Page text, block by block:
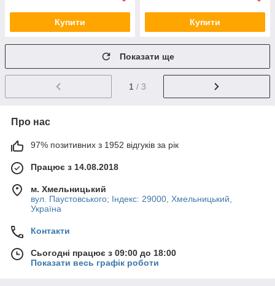
Купити Купити
Показати ще
1 / 3
Про нас
97% позитивних з 1952 відгуків за рік
Працює з 14.08.2018
м. Хмельницький
вул. Паустовського; Індекс: 29000, Хмельницький,
Україна
Контакти
Сьогодні працює з 09:00 до 18:00
Показати весь графік роботи